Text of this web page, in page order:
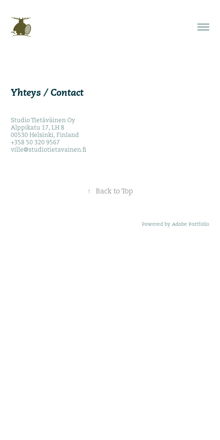
Yhteys / Contact
Studio Tietäväinen Oy
Alppikatu 17, LH 8
00530 Helsinki, Finland
+358 50 320 9567
ville@studiotietavainen.fi
↑ Back to Top
Powered by Adobe Portfolio